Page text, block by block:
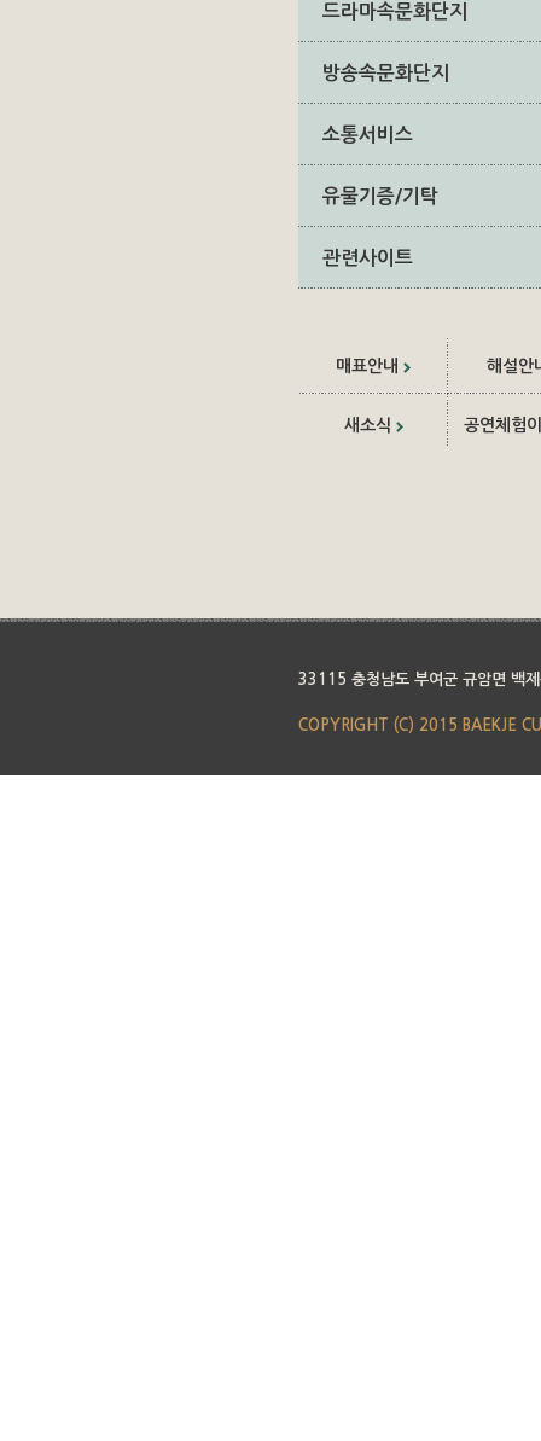
드라마속문화단지
방송속문화단지
소통서비스
유물기증/기탁
관련사이트
매표안내 해설안
새소식 공연체험
33115 충청남도 부여군 규암면 백
COPYRIGHT (C) 2015 BAEKJE